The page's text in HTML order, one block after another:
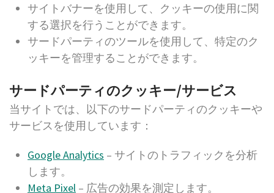
サイトバナーを使用して、クッキーの使用に関
する選択を行うことができます。
サードパーティのツールを使用して、特定のク
ッキーを管理することができます。
サードパーティのクッキー/サービス
当サイトでは、以下のサードパーティのクッキーや
サービスを使用しています：
Google Analytics – サイトのトラフィックを分析
します。
Meta Pixel – 広告の効果を測定します。